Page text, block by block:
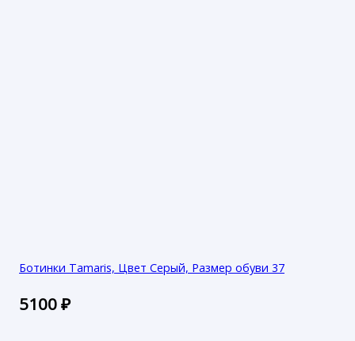
Ботинки Tamaris, Цвет Серый, Размер обуви 37
5100₽